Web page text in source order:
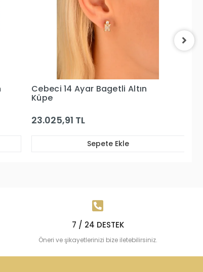
Cebeci 14 Ayar Baget Taşlı
Beyaz Altın Küpe
28.334,48 TL
Sepete Ekle
7 / 24 DESTEK
Öneri ve şikayetlerinizi bize iletebilirsiniz.